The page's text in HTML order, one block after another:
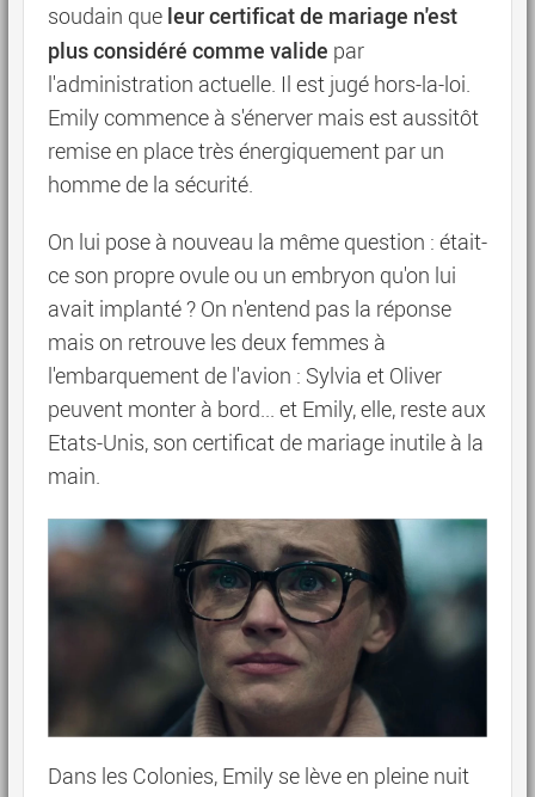
soudain que leur certificat de mariage n'est
plus considéré comme valide par
l'administration actuelle. Il est jugé hors-la-loi.
Emily commence à s'énerver mais est aussitôt
remise en place très énergiquement par un
homme de la sécurité.
On lui pose à nouveau la même question : était-
ce son propre ovule ou un embryon qu'on lui
avait implanté ? On n'entend pas la réponse
mais on retrouve les deux femmes à
l'embarquement de l'avion : Sylvia et Oliver
peuvent monter à bord... et Emily, elle, reste aux
Etats-Unis, son certificat de mariage inutile à la
main.
Dans les Colonies, Emily se lève en pleine nuit